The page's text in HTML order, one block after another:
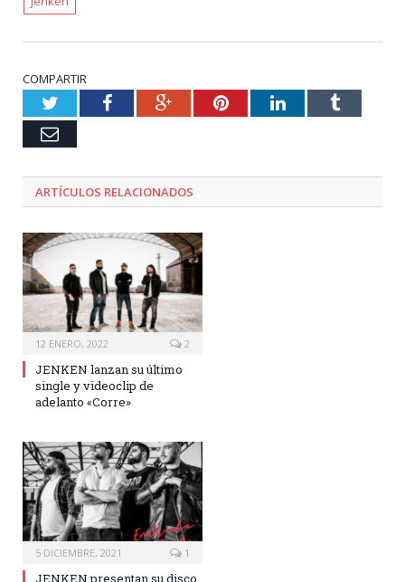
COMPARTIR
TwitterFacebookGoogle+PinterestLinkedInTumblr
Email
ARTÍCULOS RELACIONADOS
12 ENERO, 2022 2
JENKEN lanzan su último
single y videoclip de
adelanto «Corre»
5 DICIEMBRE, 2021 1